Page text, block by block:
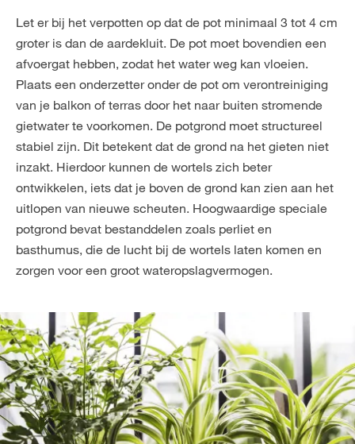
Let er bij het verpotten op dat de pot minimaal 3 tot 4 cm
groter is dan de aardekluit. De pot moet bovendien een
afvoergat hebben, zodat het water weg kan vloeien.
Plaats een onderzetter onder de pot om verontreiniging
van je balkon of terras door het naar buiten stromende
gietwater te voorkomen. De potgrond moet structureel
stabiel zijn. Dit betekent dat de grond na het gieten niet
inzakt. Hierdoor kunnen de wortels zich beter
ontwikkelen, iets dat je boven de grond kan zien aan het
uitlopen van nieuwe scheuten. Hoogwaardige speciale
potgrond bevat bestanddelen zoals perliet en
basthumus, die de lucht bij de wortels laten komen en
zorgen voor een groot wateropslagvermogen.